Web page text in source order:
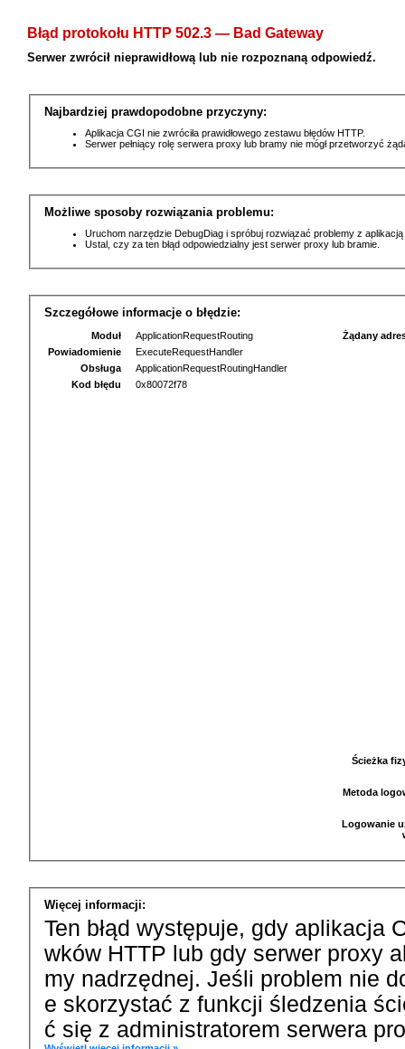
Błąd protokołu HTTP 502.3 — Bad Gateway
Serwer zwrócił nieprawidłową lub nie rozpoznaną odpowiedź.
Najbardziej prawdopodobne przyczyny:
Aplikacja CGI nie zwróciła prawidłowego zestawu błędów HTTP.
Serwer pełniący rolę serwera proxy lub bramy nie mógł przetworzyć
Możliwe sposoby rozwiązania problemu:
Uruchom narzędzie DebugDiag i spróbuj rozwiązać problemy z
Ustal, czy za ten błąd odpowiedzialny jest serwer proxy lub bramie.
Szczegółowe informacje o błędzie:
Moduł
ApplicationRequestRouting
Powiadomienie
ExecuteRequestHandler
Obsługa
ApplicationRequestRoutingHandler
Kod błędu
0x80072f78
Żądany
Ścieżka
Metoda
Logowanie
Więcej informacji:
Ten błąd występuje, gdy aplikacja
wków HTTP lub gdy serwer proxy
my nadrzędnej. Jeśli problem nie
e skorzystać z funkcji śledzenia
ć się z administratorem serwera